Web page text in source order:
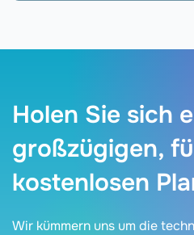
Holen Sie sich
großzügigen,
kostenlosen
Wir kümmern uns um die